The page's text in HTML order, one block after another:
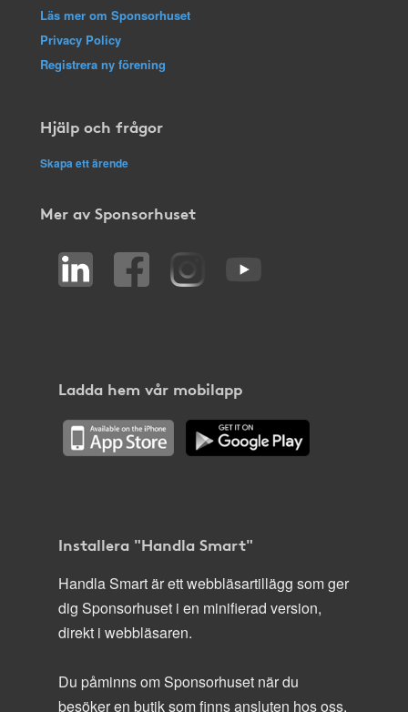
Läs mer om Sponsorhuset
Privacy Policy
Registrera ny förening
Hjälp och frågor
Skapa ett ärende
Mer av Sponsorhuset
Ladda hem vår mobilapp
Installera "Handla Smart"
Handla Smart är ett webbläsartillägg som ger
dig Sponsorhuset i en minifierad version,
direkt i webbläsaren.
Du påminns om Sponsorhuset när du
besöker en butik som finns ansluten hos oss.